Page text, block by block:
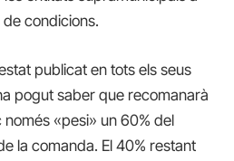
de condicions.
publicat en tots els seus
pogut saber que recomanarà
«pesi» un 60% del
la comanda. El 40% restant